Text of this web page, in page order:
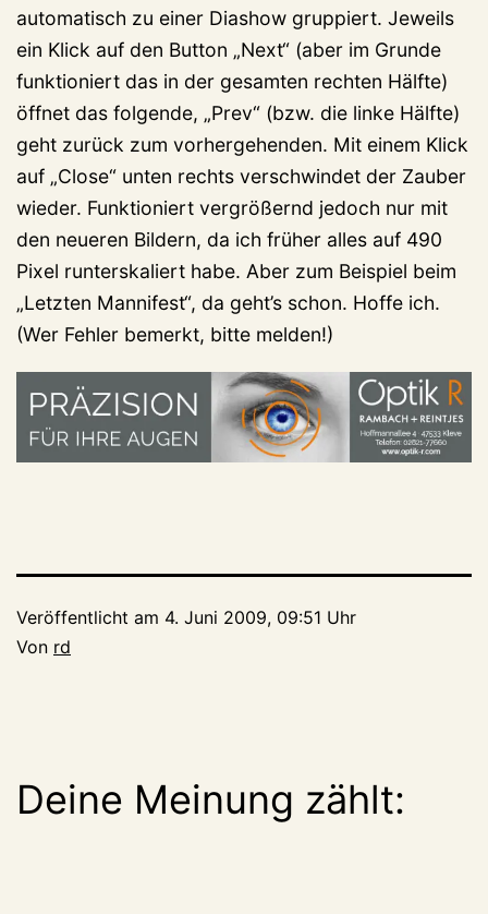
automatisch zu einer Diashow gruppiert. Jeweils
ein Klick auf den Button „Next“ (aber im Grunde
funktioniert das in der gesamten rechten Hälfte)
öffnet das folgende, „Prev“ (bzw. die linke Hälfte)
geht zurück zum vorhergehenden. Mit einem Klick
auf „Close“ unten rechts verschwindet der Zauber
wieder. Funktioniert vergrößernd jedoch nur mit
den neueren Bildern, da ich früher alles auf 490
Pixel runterskaliert habe. Aber zum Beispiel beim
„Letzten Mannifest“, da geht’s schon. Hoffe ich.
(Wer Fehler bemerkt, bitte melden!)
Veröffentlicht am 4. Juni 2009, 09:51 Uhr
Von rd
Deine Meinung zählt: